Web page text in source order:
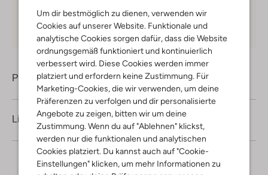
Um dir bestmöglich zu dienen, verwenden wir
Cookies auf unserer Website. Funktionale und
analytische Cookies sorgen dafür, dass die Website
ordnungsgemäß funktioniert und kontinuierlich
verbessert wird. Diese Cookies werden immer
platziert und erfordern keine Zustimmung. Für
Marketing-Cookies, die wir verwenden, um deine
Präferenzen zu verfolgen und dir personalisierte
Angebote zu zeigen, bitten wir um deine
Zustimmung. Wenn du auf "Ablehnen" klickst,
werden nur die funktionalen und analytischen
Cookies platziert. Du kannst auch auf "Cookie-
Einstellungen" klicken, um mehr Informationen zu
Kauf auf Rechnung 30 Tagen Rückgaberecht
Produktinformation
Lieferung & Rückgabe